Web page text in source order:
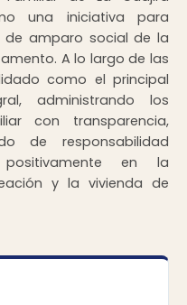
una iniciativa para
de amparo social de la
A lo largo de las
como el principal
administrando los
con transparencia,
de responsabilidad
positivamente en la
y la vivienda de